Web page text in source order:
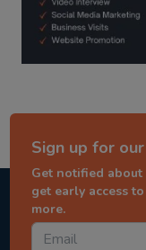
Sign up for
Get notified
get early access
more.